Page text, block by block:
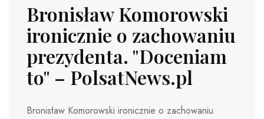
Bronisław Komorowski
ironicznie o zachowaniu
prezydenta. "Doceniam
to" – PolsatNews.pl
Bronisław Komorowski ironicznie o zachowaniu